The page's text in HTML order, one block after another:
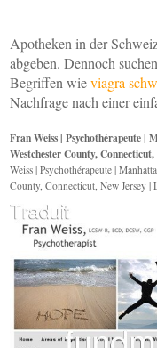
Apotheken in der
abgeben. Dennoch
Begriffen wieviagra
Nachfrage nach einer
Fran Weiss | Psychothérapeute |
Westchester County,
Weiss | Psychothérapeute |
County, Connecticut, New Jersey